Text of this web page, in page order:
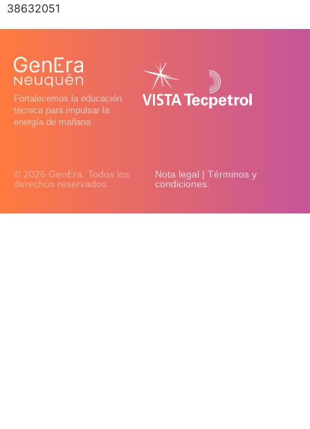
38632051
Fortalecemos la educación
técnica para impulsar la
energía de mañana.
© 2026 GenEra. Todos los
derechos reservados.
Nota legal | Términos y
condiciones.